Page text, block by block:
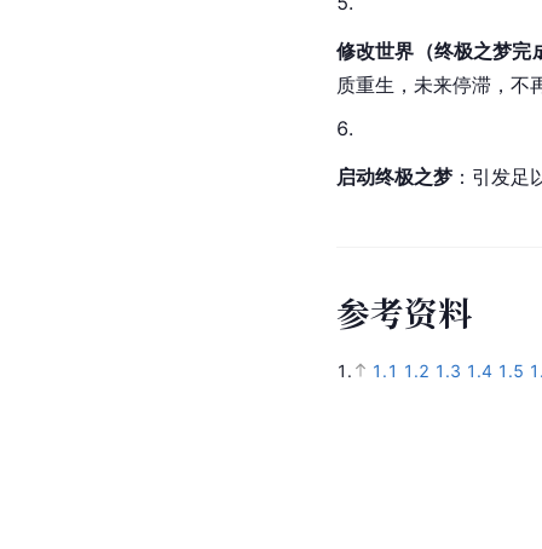
修改世界（终极之梦完
质重生，未来停滞，不
启动终极之梦 ：引发
参考资料
1. 1.1 1.2 1.3 1.4 1.5